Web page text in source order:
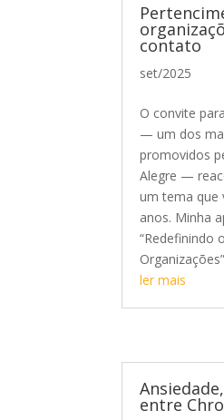
contato
set/2025
O convite
— um dos
promovidos
Alegre —
um tema que
anos. Minha
“Redefinindo
ler mais
entre